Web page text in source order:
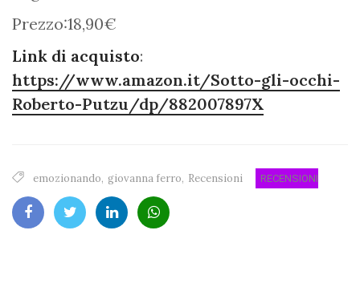
Prezzo:18,90€
Link di acquisto:
https://www.amazon.it/Sotto-gli-occhi-
Roberto-Putzu/dp/882007897X
emozionando, giovanna ferro, Recensioni RECENSIONI